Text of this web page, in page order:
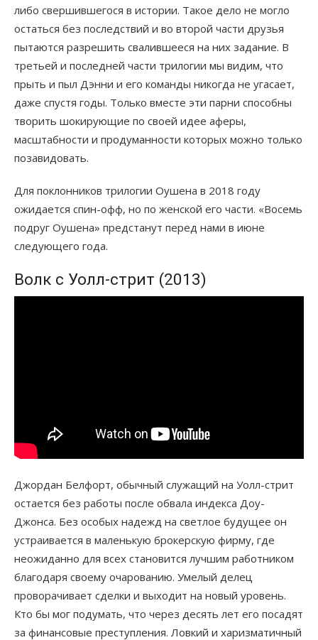
либо свершившегося в истории. Такое дело не могло
остаться без последствий и во второй части друзья
пытаются разрешить свалившееся на них задание. В
третьей и последней части трилогии мы видим, что
прыть и пыл Дэнни и его команды никогда не угасает,
даже спустя годы. Только вместе эти парни способны
творить шокирующие по своей идее аферы,
масштабности и продуманности которых можно только
позавидовать.
Для поклонников трилогии Оушена в 2018 году
ожидается спин-офф, но по женской его части. «Восемь
подруг Оушена» предстанут перед нами в июне
следующего года.
Волк с Уолл-стрит (2013)
Джордан Белфорт, обычный служащий на Уолл-стрит
остается без работы после обвала индекса Доу-
Джонса. Без особых надежд на светлое будущее он
устраивается в маленькую брокерскую фирму, где
неожиданно для всех становится лучшим работником
благодаря своему очарованию. Умелый делец
проворачивает сделки и выходит на новый уровень.
Кто бы мог подумать, что через десять лет его посадят
за финансовые преступления. Ловкий и харизматичный